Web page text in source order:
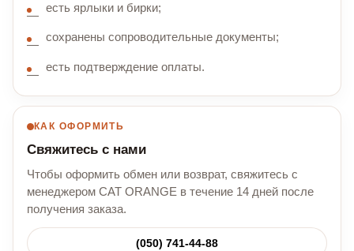
есть ярлыки и бирки;
сохранены сопроводительные документы;
есть подтверждение оплаты.
КАК ОФОРМИТЬ
Свяжитесь с нами
Чтобы оформить обмен или возврат, свяжитесь с
менеджером CAT ORANGE в течение 14 дней после
получения заказа.
(050) 741-44-88